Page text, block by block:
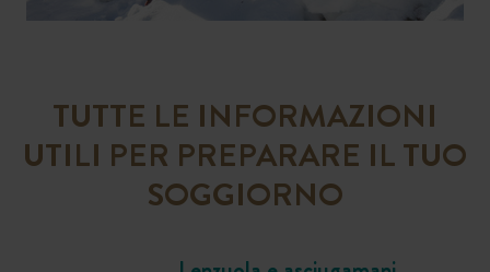
TUTTE LE INFORMAZIONI
UTILI PER PREPARARE IL TUO
SOGGIORNO